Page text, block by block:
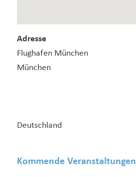
Adresse
Flughafen München
München
Deutschland
Kommende Veranstaltungen